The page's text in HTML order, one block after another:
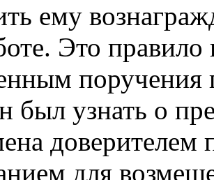
ему
Это
поручения
был узнать о
доверителем
для